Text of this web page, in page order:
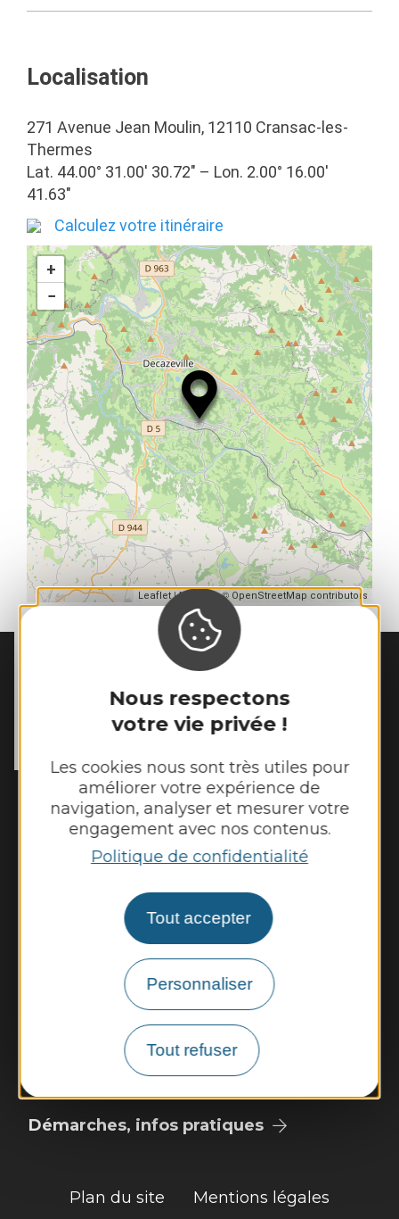
Nous respectons
votre vie privée !
Les cookies nous sont très utiles pour
améliorer votre expérience de
navigation, analyser et mesurer votre
engagement avec nos contenus.
Politique de confidentialité
Tout accepter
Personnaliser
Tout refuser
Localisation
271 Avenue Jean Moulin, 12110 Cransac-les-
Thermes
Lat. 44.00° 31.00′ 30.72″ – Lon. 2.00° 16.00′
41.63″
Calculez votre itinéraire
+
−
Leaflet| Map data © OpenStreetMap contributors
MAIRIE DEGALGAN
56 Rue du Cantou
12220 Galgan
Tél. :05 65 80 41 08
Horaires d'ouverture :
Lundi et mardi de 13h00 à 16h45
Mercredi de 14h00 à 16h45
Jeudi et vendredi de 13h00 à 16h45
Nous contacter
Vie municipale
Démarches, infos pratiques
Plan du site Mentions légales